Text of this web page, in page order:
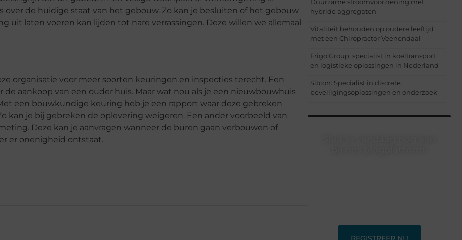
over de huidige staat van het gebouw. Zo kan je besluiten of het gebouw
uit laten voeren kan lijden tot nare verrassingen. Deze willen we allemaal
organisatie voor meer soorten keuringen en inspecties terecht. Een
aankoop van een ouder huis. Maar wat nou als je een nieuwbouwhuis
een bouwkundige keuring heb je een rapport waar deze gebreken
kan je bij gebreken de oplevering weigeren. Een ander voorbeeld van
Deze kan je aanvragen wanneer de buren gaan verbouwen of
er onenigheid ontstaat.
Duurzame stroomvoorziening met
hybride aggregaten
Vitaliteit behouden op oudere leeftijd
met een Chiropractor Veenendaal
Frigo Group: specialist in koeltransport
en logistieke oplossingen in Nederland
Sitcon: Specialist in discrete
beveiligingsoplossingen en onderzoek